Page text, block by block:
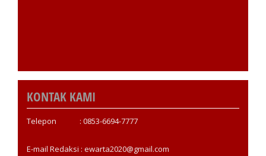
KONTAK KAMI
Telepon : 0853-6694-7777
E-mail Redaksi : ewarta2020@gmail.com